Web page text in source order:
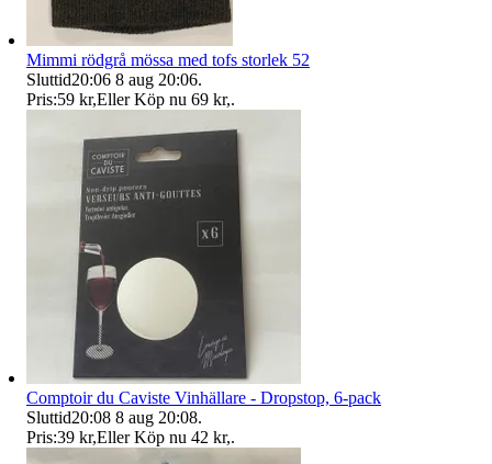
Mimmi rödgrå mössa med tofs storlek 52
Sluttid20:06 8 aug 20:06.
Pris:59 kr,Eller Köp nu 69 kr,.
Comptoir du Caviste Vinhällare - Dropstop, 6-pack
Sluttid20:08 8 aug 20:08.
Pris:39 kr,Eller Köp nu 42 kr,.